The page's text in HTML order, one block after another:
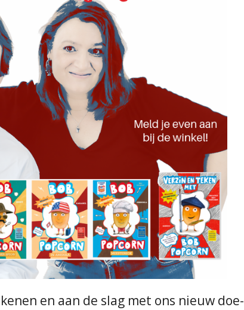
en aan de slag met ons nieuw doe-